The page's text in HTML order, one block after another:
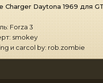
Charger Daytona 1969 для
Forza 3
smokey
и carcol by: rob.zombie